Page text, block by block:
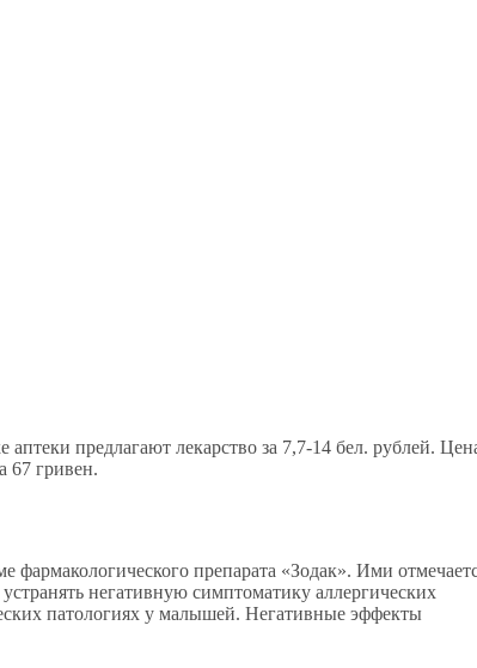
предлагают лекарство за 7,7-14 бел. рублей.
67 гривен.
препарата «Зодак». Ими
негативную симптоматику аллергических
патологиях у малышей. Негативные эффекты